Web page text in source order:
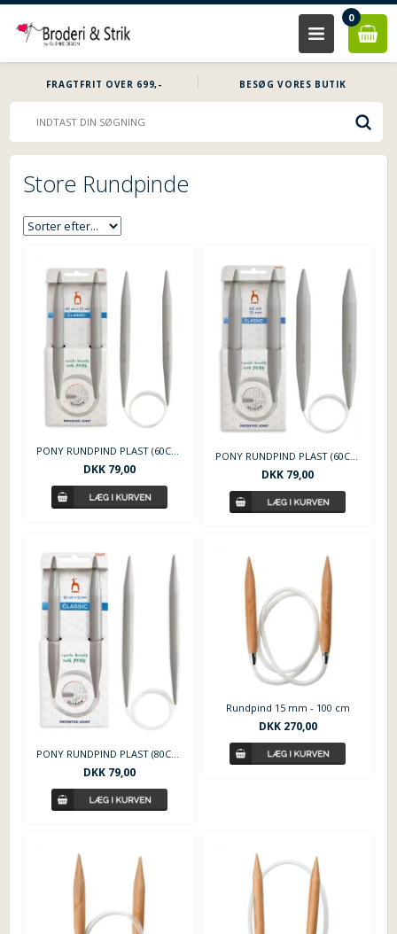
0
FRAGTFRIT OVER 699,- BESØG VORES BUTIK
Store Rundpinde
PONY RUNDPIND PLAST (60CM-12MM)
DKK79,00 DKK 79,00
PONY RUNDPIND PLAST (80CM-12MM)
DKK79,00
Rundpind 15 mm - 100 cm
DKK270,00